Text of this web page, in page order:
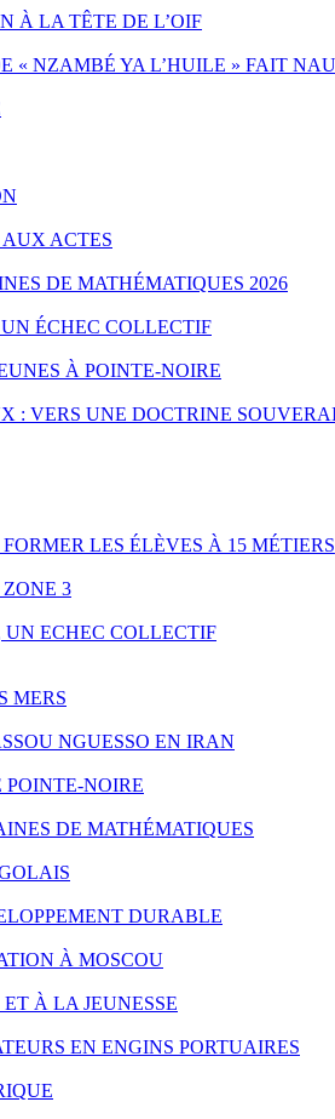
À LA TÊTE DE L’OIF
« NZAMBÉ YA L’HUILE » FAIT
ACTES
DE MATHÉMATIQUES 2026
ÉCHEC COLLECTIF
À POINTE-NOIRE
VERS UNE DOCTRINE
LES ÉLÈVES À 15 MÉTIERS
3
UN ECHEC COLLECTIF
MERS
NGUESSO EN IRAN
NOIRE
DE MATHÉMATIQUES
DURABLE
À MOSCOU
À LA JEUNESSE
EN ENGINS PORTUAIRES